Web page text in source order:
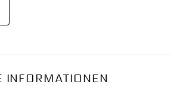
INFORMATIONEN